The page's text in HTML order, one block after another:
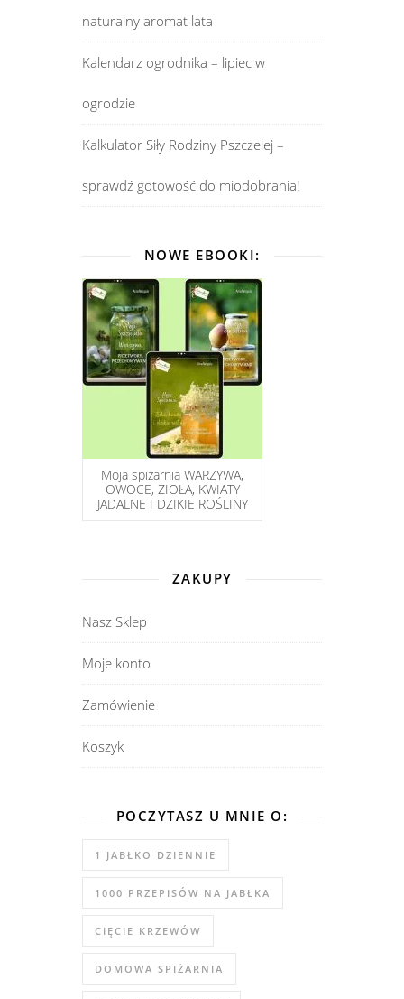
naturalny aromat lata
Kalendarz ogrodnika – lipiec w
ogrodzie
Kalkulator Siły Rodziny Pszczelej –
sprawdź gotowość do miodobrania!
NOWE EBOOKI:
Moja spiżarnia WARZYWA,
OWOCE, ZIOŁA, KWIATY
JADALNE I DZIKIE ROŚLINY
ZAKUPY
Nasz Sklep
Moje konto
Zamówienie
Koszyk
POCZYTASZ U MNIE O:
1 JABŁKO DZIENNIE
1000 PRZEPISÓW NA JABŁKA
CIĘCIE KRZEWÓW
DOMOWA SPIŻARNIA